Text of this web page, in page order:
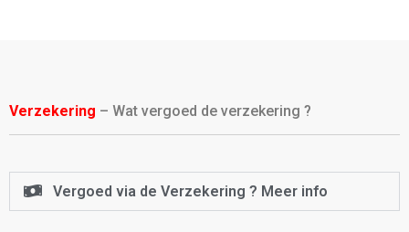
Verzekering – Wat vergoed de verzekering ?
Vergoed via de Verzekering ? Meer info